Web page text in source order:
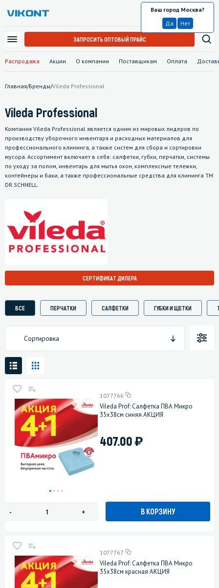
Распродажа Акции О компании Поставщикам Оплата
Москва
Ваш город Москва?
Да
Нет
ЗАПРОСИТЬ ОПТОВЫЙ ПРАЙС
Главная/Бренды/Vileda Professional
Vileda Professional
Компания Vileda Professional является одним из мировых лидеров по
производству уборочного инвентаря и расходных материалов для
профессионального клининга, а также систем для сбора и сортировки
мусора. Ассортимент включает в себя: салфетки, губки, перчатки, системы
по уходу за полом, инвентарь для мытья окон, комплексные тележки,
контейнеры и баки, а также профессиональные средства для клининга ТМ
DR.SCHNELL.
СЕРТИФИКАТ ДИЛЕРА
ВСЕ ПЕРЧАТКИ САЛФЕТКИ ГУБКИ И ЩЕТКИ
Сортировка
1077766
Vileda Prof: Салфетка ПВА Микро
35х38см синяя АКЦИЯ
407.00)
- + В КОРЗИНУ
1077767
Vileda Prof: Салфетка ПВА Микро
35х38см красная АКЦИЯ